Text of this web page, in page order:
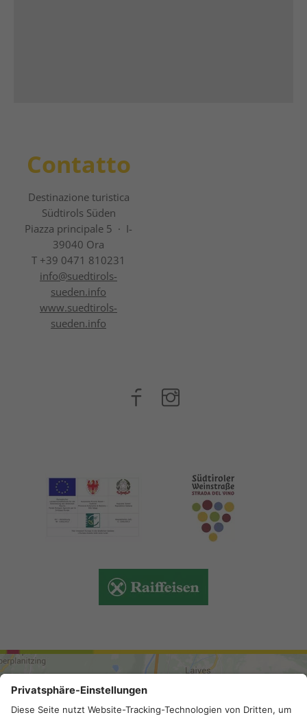
Contatto
Destinazione turistica
Südtirols Süden
Piazza principale 5 · I-
39040 Ora
T +39 0471 810231
info@suedtirols-
sueden.info
www.suedtirols-
sueden.info
ARRIVO